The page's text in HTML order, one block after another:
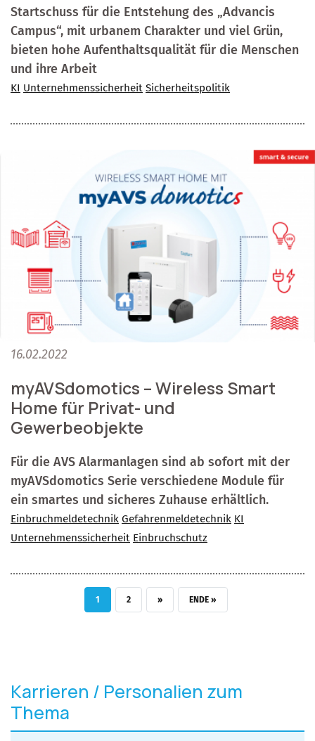
Startschuss für die Entstehung des „Advancis
Campus“, mit urbanem Charakter und viel Grün,
bieten hohe Aufenthaltsqualität für die Menschen
und ihre Arbeit
KI Unternehmenssicherheit Sicherheitspolitik
16.02.2022
myAVSdomotics – Wireless Smart
Home für Privat- und
Gewerbeobjekte
Für die AVS Alarmanlagen sind ab sofort mit der
myAVSdomotics Serie verschiedene Module für
ein smartes und sicheres Zuhause erhältlich.
Einbruchmeldetechnik Gefahrenmeldetechnik KI
Unternehmenssicherheit Einbruchschutz
AKTUELLE SEITE
1 SEITE
2 NÄCHSTE SEITE
›› LETZTE SEITE
ENDE »
Karrieren / Personalien zum
Thema